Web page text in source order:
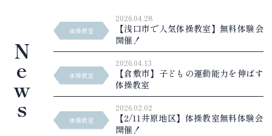
N
e
w
s
体操教室
2026.04.28
【浅口市で人気体操教室】無料体験会
開催！
体操教室
2026.04.13
【倉敷市】子どもの運動能力を伸ばす
体操教室
体操教室
2026.02.02
【2/11井原地区】体操教室無料体験会
開催！